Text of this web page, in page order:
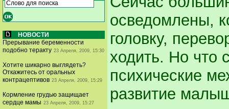
НОВОСТИ
Прерывание беременности
подобно теракту 23 Апреля, 2009, 15:30
Хотите шикарно выглядеть?
Откажитесь от оральных
контрацептивов 23 Апреля, 2009, 15:29
Кормление грудью защищает
сердце мамы 23 Апреля, 2009, 15:27
осведомлены,
головку,
ходить. Но что
психические
развитие